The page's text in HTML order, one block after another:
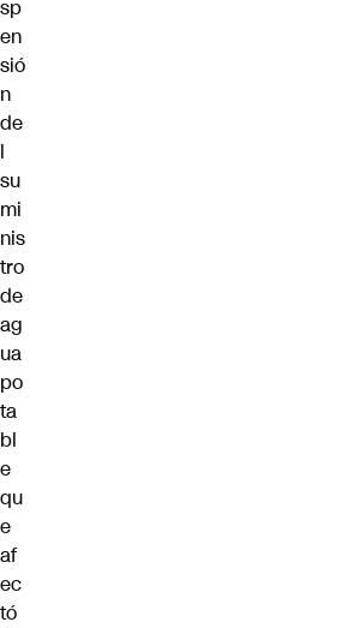
sp
en
sió
n
de
l
su
mi
nis
tro
de
ag
ua
po
ta
bl
e
qu
e
af
ec
tó